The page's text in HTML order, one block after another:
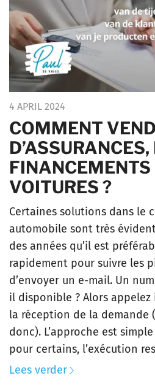
4 APRIL 2024
COMMENT
D’ASSURANCES,
FINANCEMENTS
VOITURES ?
Certaines solutions dans le
automobile sont très
des années qu’il est
rapidement pour suivre les
d’envoyer un e-mail. Un
il disponible ? Alors
la réception de la demande
donc). L’approche est
pour certains, l’exécution
Lees verder